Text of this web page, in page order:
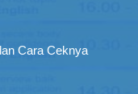
Cara Ceknya